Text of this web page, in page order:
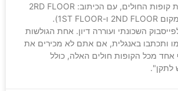
מבנה B, בו נמצאות קופות החולים, עם הכיתוב: 2RD FLOOR
ו-1RD FLOOR (במקום 2ND FLOOR ו-1ST FLOOR).
השכונתי ועוררה דיון. אחת הגולשות
ותכתבו באנגלית, אם אתם לא מכירים את
מכל הקופות חולים האלה, כולל
לתקן".